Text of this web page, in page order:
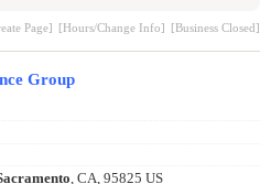
Page] [Hours/Change Info] [Business Closed]
Group
, CA, 95825 US